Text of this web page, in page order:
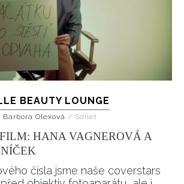
BEAUTY LOUNGE
Barbora Olexová / Sdílet
HANA VAGNEROVÁ A
čísla jsme naše coverstars